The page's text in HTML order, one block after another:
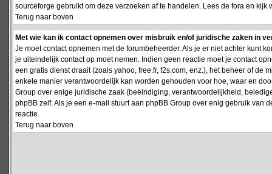
sourceforge gebruikt om deze verzoeken af te handelen. Lees de fora en
Terug naar boven
Met wie kan ik contact opnemen over misbruik en/of juridische zaken in
Je moet contact opnemen met de forumbeheerder. Als je er niet achter kunt
je uiteindelijk contact op moet nemen. Indien geen reactie moet je contact
een gratis dienst draait (zoals yahoo, free.fr, f2s.com, enz.), het beheer of
enkele manier verantwoordelijk kan worden gehouden voor hoe, waar en
Group over enige juridische zaak (beëindiging, verantwoordelijkheid,
phpBB zelf. Als je een e-mail stuurt aan phpBB Group over enig gebruik
reactie.
Terug naar boven